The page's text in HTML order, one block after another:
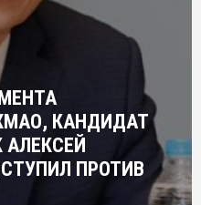
КАНДИДАТ
ПРОТИВ